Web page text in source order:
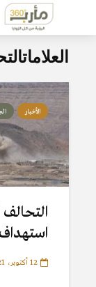
الأخبار
استهداف
12 أكتوبر، 2021